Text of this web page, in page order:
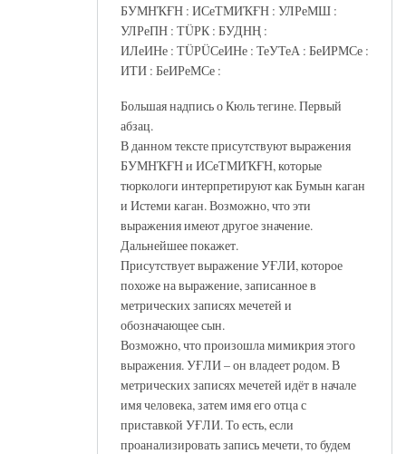
БУМНҠҒН : ИСеТМИҠҒН : УЛРеМШ :
УЛРеПН : ТÜРК : БУДНҢ :
ИЛеИНе : ТÜРÜСеИНе : ТеУТеА : БеИРМСе :
ИТИ : БеИРеМСе :
Большая надпись о Кюль тегине. Первый
абзац.
В данном тексте присутствуют выражения
БУМНҠҒН и ИСеТМИҠҒН, которые
тюркологи интерпретируют как Бумын каган
и Истеми каган. Возможно, что эти
выражения имеют другое значение.
Дальнейшее покажет.
Присутствует выражение УҒЛИ, которое
похоже на выражение, записанное в
метрических записях мечетей и
обозначающее сын.
Возможно, что произошла мимикрия этого
выражения. УҒЛИ – он владеет родом. В
метрических записях мечетей идёт в начале
имя человека, затем имя его отца с
приставкой УҒЛИ. То есть, если
проанализировать запись мечети, то будем